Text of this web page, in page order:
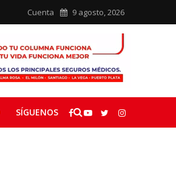
Cuenta 9 agosto, 2026
SÍGUENOS